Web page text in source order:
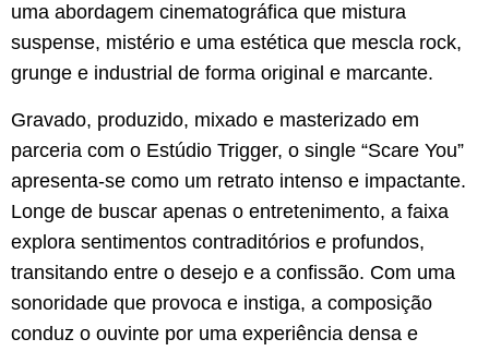
uma abordagem cinematográfica que mistura
suspense, mistério e uma estética que mescla rock,
grunge e industrial de forma original e marcante.
​Gravado, produzido, mixado e masterizado em
parceria com o Estúdio Trigger, o single “Scare You”
apresenta-se como um retrato intenso e impactante.
Longe de buscar apenas o entretenimento, a faixa
explora sentimentos contraditórios e profundos,
transitando entre o desejo e a confissão. Com uma
sonoridade que provoca e instiga, a composição
conduz o ouvinte por uma experiência densa e